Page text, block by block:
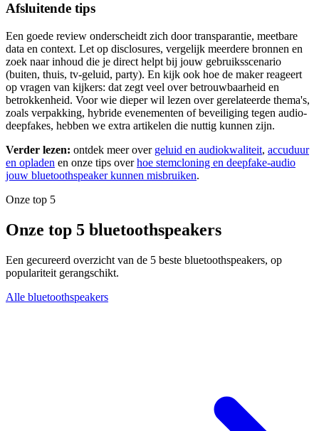
Afsluitende tips
Een goede review onderscheidt zich door transparantie, meetbare
data en context. Let op disclosures, vergelijk meerdere bronnen en
zoek naar inhoud die je direct helpt bij jouw gebruiksscenario
(buiten, thuis, tv-geluid, party). En kijk ook hoe de maker reageert
op vragen van kijkers: dat zegt veel over betrouwbaarheid en
betrokkenheid. Voor wie dieper wil lezen over gerelateerde thema's,
zoals verpakking, hybride evenementen of beveiliging tegen audio-
deepfakes, hebben we extra artikelen die nuttig kunnen zijn.
Verder lezen: ontdek meer over geluid en audiokwaliteit, accuduur
en opladen en onze tips overhoe stemcloning en deepfake-audio
jouw bluetoothspeaker kunnen misbruiken.
Onze top 5
Onze top 5 bluetoothspeakers
Een gecureerd overzicht van de 5 beste bluetoothspeakers, op
populariteit gerangschikt.
Alle bluetoothspeakers